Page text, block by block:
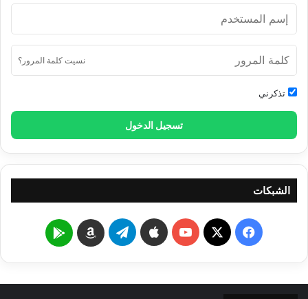
نسيت كلمة المرور؟
تذكرني
تسجيل الدخول
الشبكات
فيسبوك
‫X
‫YouTube تيلقرامAmazon
Google
Play